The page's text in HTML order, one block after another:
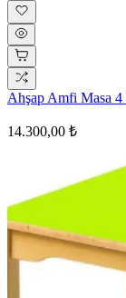
Ahşap Amfi Masa 4
14.300,00 ₺